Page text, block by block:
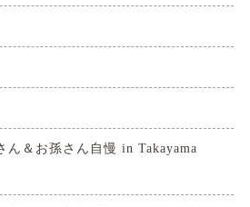
ん＆お孫さん自慢 in Takayama